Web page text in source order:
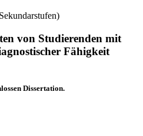
von Studierenden mit
Fähigkeit
Dissertation.